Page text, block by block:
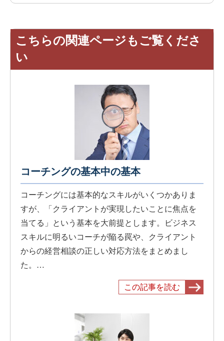
こちらの関連ページもご覧くださ
い
コーチングの基本中の基本
コーチングには基本的なスキルがいくつかありま
すが、「クライアントが実現したいことに焦点を
当てる」という基本を大前提とします。ビジネス
スキルに明るいコーチが陥る罠や、クライアント
からの経営相談の正しい対応方法をまとめまし
た。…
この記事を読む